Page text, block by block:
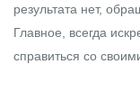
результата нет,
Главное, всегда
справиться со